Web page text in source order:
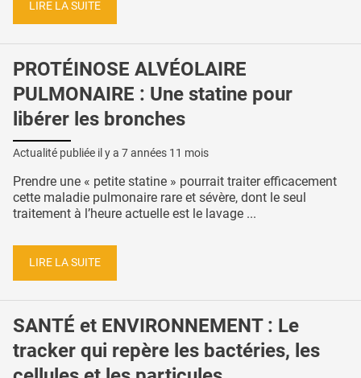
LIRE LA SUITE
PROTÉINOSE ALVÉOLAIRE
PULMONAIRE : Une statine pour
libérer les bronches
Actualité publiée il y a 7 années 11 mois
Prendre une « petite statine » pourrait traiter efficacement
cette maladie pulmonaire rare et sévère, dont le seul
traitement à l’heure actuelle est le lavage ...
LIRE LA SUITE
SANTÉ et ENVIRONNEMENT : Le
tracker qui repère les bactéries, les